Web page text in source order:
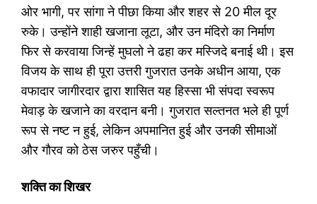
ओर भागी, पर सांगा ने पीछा किया और शहर से 20 मील दूर
रुके। उन्होंने शाही खजाना लूटा, और उन मंदिरो का निर्माण
फिर से करवाया जिन्हें मुघलो ने ढहा कर मस्जिदे बनाई थी। इस
विजय के साथ ही पूरा उत्तरी गुजरात उनके अधीन आया, एक
वफादार जागीरदार द्वारा शासित यह हिस्सा भी संपदा स्वरूप
मेवाड़ के खजाने का वरदान बनी। गुजरात सल्तनत भले ही पूर्ण
रूप से नष्ट न हुई, लेकिन अपमानित हुई और उनकी सीमाओं
और गौरव को ठेस जरुर पहुँची।
शक्ति का शिखर